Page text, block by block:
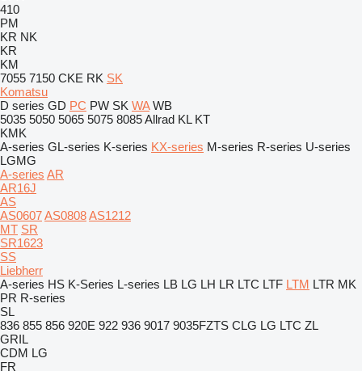
410
PM
KR NK
KR
KM
7055 7150 CKE RK SK
Komatsu
D series GD PC PW SK WA WB
5035 5050 5065 5075 8085Allrad KL KT
KMK
A-series GL-series K-series KX-series M-series R-series U-series
LGMG
A-series AR
AR16J
AS
AS0607AS0808AS1212
MT SR
SR1623
SS
Liebherr
A-series HS K-Series L-series LB LG LH LR LTC LTF LTM LTR MK
PR R-series
SL
836 855 856 920E 922 936 9017 9035FZTS CLG LG LTC ZL
GRIL
CDM LG
FR